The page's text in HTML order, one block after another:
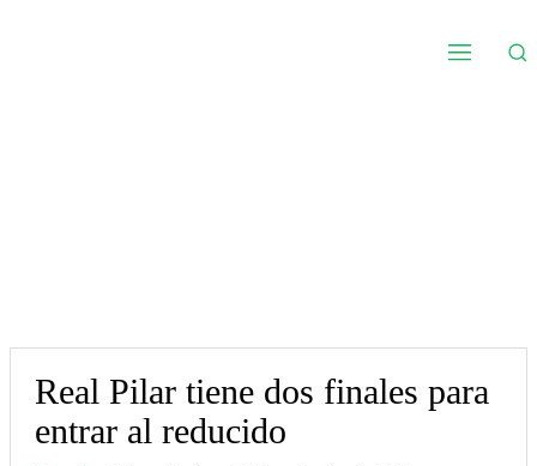
Real Pilar tiene dos finales para
entrar al reducido